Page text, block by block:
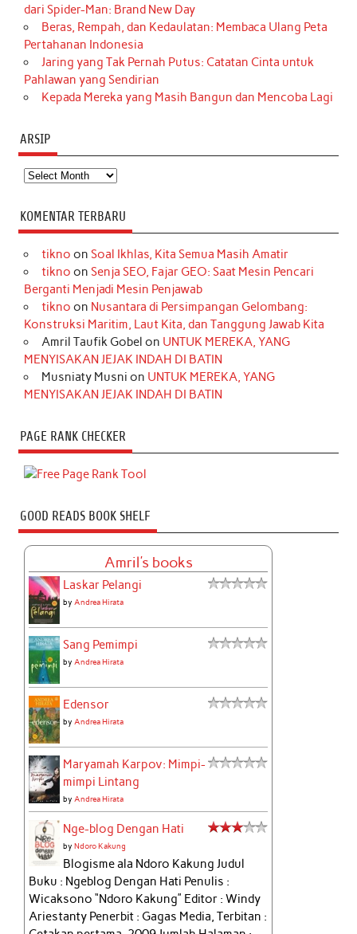
dari Spider-Man: Brand New Day
Beras, Rempah, dan Kedaulatan: Membaca Ulang Peta
Pertahanan Indonesia
Jaring yang Tak Pernah Putus: Catatan Cinta untuk
Pahlawan yang Sendirian
Kepada Mereka yang Masih Bangun dan Mencoba Lagi
ARSIP
Arsip
KOMENTAR TERBARU
tikno on Soal Ikhlas, Kita Semua Masih Amatir
tikno on Senja SEO, Fajar GEO: Saat Mesin Pencari
Berganti Menjadi Mesin Penjawab
tikno on Nusantara di Persimpangan Gelombang:
Konstruksi Maritim, Laut Kita, dan Tanggung Jawab Kita
Amril Taufik Gobel on UNTUK MEREKA, YANG
MENYISAKAN JEJAK INDAH DI BATIN
Musniaty Musni on UNTUK MEREKA, YANG
MENYISAKAN JEJAK INDAH DI BATIN
PAGE RANK CHECKER
GOOD READS BOOK SHELF
Amril's books
Laskar Pelangi
byAndrea Hirata
Sang Pemimpi
byAndrea Hirata
Edensor
byAndrea Hirata
Maryamah Karpov: Mimpi-
mimpi Lintang
byAndrea Hirata
Nge-blog Dengan Hati
byNdoro Kakung
Blogisme ala Ndoro Kakung Judul
Buku : Ngeblog Dengan Hati Penulis :
Wicaksono “Ndoro Kakung” Editor : Windy
Ariestanty Penerbit : Gagas Media, Terbitan :